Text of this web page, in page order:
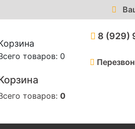
товаров: 0
товаров: 0
8 (929)